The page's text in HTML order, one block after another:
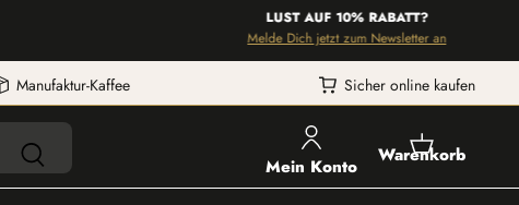
LUST AUF 10% RABATT?
Melde Dich jetzt zum Newsletter an
Manufaktur-Kaffee Sicher online kaufen
Mein Konto Warenkorb